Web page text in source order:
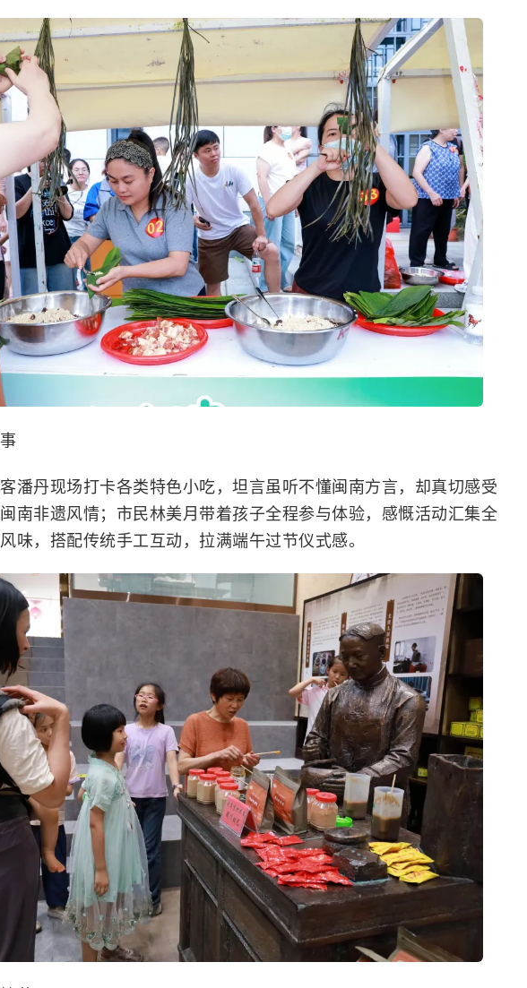
潘丹现场打卡各类特色小吃，坦言虽听不懂闽南方言，却真切感受
南非遗风情；市民林美月带着孩子全程参与体验，感慨活动汇集全
味，搭配传统手工互动，拉满端午过节仪式感。